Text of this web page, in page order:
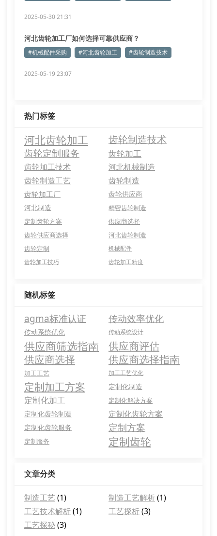
2025-05-30 21:31
河北齿轮加工厂如何选择可靠供应商？
#机械配件采购 #河北齿轮加工 #齿轮制造技术
2025-05-19 23:07
热门标签
河北齿轮加工 齿轮制造技术
齿轮定制服务 齿轮加工
齿轮加工技术
河北机械制造
齿轮制造工艺
齿轮制造
齿轮加工厂
齿轮供应商
河北制造
精密齿轮制造
定制齿轮方案
供应商选择
齿轮供应商选择
河北齿轮制造
齿轮定制
机械配件
齿轮加工技巧
齿轮加工精度
随机标签
agma标准认证 传动效率优化
传动系统优化 传动系统设计
供应商筛选指南
供应商评估
供应商选择
供应商选择指南
加工工艺 加工工艺优化
定制加工方案 定制化制造
定制化加工 定制化解决方案
定制化齿轮制造 定制化齿轮方案
定制化齿轮服务 定制方案
定制服务 定制齿轮
文章分类
制造工艺(1) 制造工艺解析(1)
工艺技术解析(1) 工艺探析(3)
工艺探秘(3)